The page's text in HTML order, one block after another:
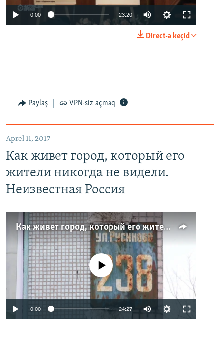
0:00 23:20
Direct-ə keçid
Paylaş VPN-siz açmaq
Aprel 11, 2017
Как живет город, который его
жители никогда не видели.
Неизвестная Россия
Как живет город, который его жители никогда не видели. Неизвестная Россия
No media source currently available
0:00 24:27